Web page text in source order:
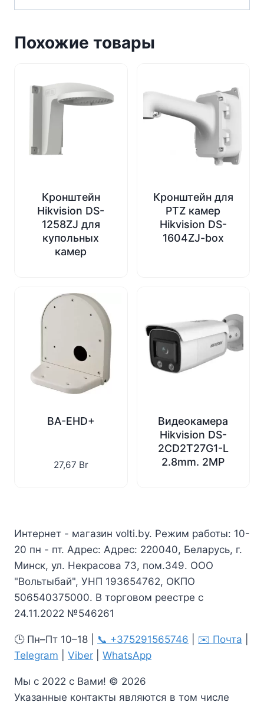
Похожие товары
Кронштейн
Hikvision DS-
1258ZJ для
купольных
камер
Кронштейн для
PTZ камер
Hikvision DS-
1604ZJ-box
BA-EHD+
27,67 Br
Видеокамера
Hikvision DS-
2CD2T27G1-L
2.8mm. 2MP
Интернет - магазин volti.by. Режим работы: 10-
20 пн - пт. Адрес: Адрес: 220040, Беларусь, г.
Минск, ул. Некрасова 73, пом.349. ООО
"Вольтыбай", УНП 193654762, ОКПО
506540375000. В торговом реестре с
24.11.2022 №546261
🕒 Пн–Пт 10–18 | 📞 +375291565746 ✉️ Почта
Telegram
Viber WhatsApp
Мы с 2022 с Вами! © 2026
Указанные контакты являются в том числе